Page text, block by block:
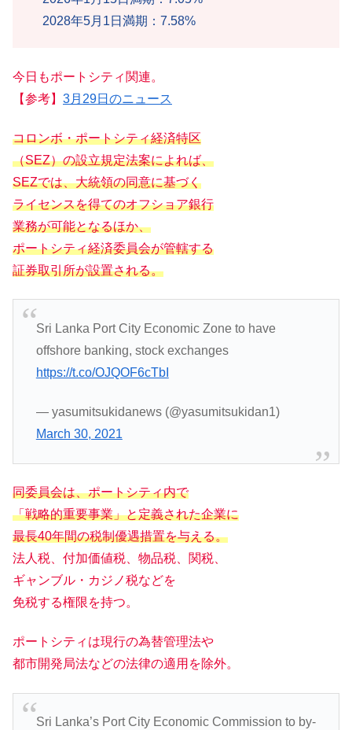
2028年5月1日満期：7.58%
今日もポートシティ関連。
【参考】 3月29日のニュース
コロンボ・ポートシティ経済特区
（SEZ）の設立規定法案によれば、
SEZでは、大統領の同意に基づく
ライセンスを得てのオフショア銀行
業務が可能となるほか、
ポートシティ経済委員会が管轄する
証券取引所が設置される。
Sri Lanka Port City Economic Zone to have
offshore banking, stock exchanges
https://t.co/OJQOF6cTbI
— yasumitsukidanews (@yasumitsukidan1)
March 30, 2021
同委員会は、ポートシティ内で
「戦略的重要事業」と定義された企業に
最長40年間の税制優遇措置を与える。
法人税、付加価値税、物品税、関税、
ギャンブル・カジノ税などを
免税する権限を持つ。
ポートシティは現行の為替管理法や
都市開発局法などの法律の適用を除外。
Sri Lanka’s Port City Economic Commission to by-